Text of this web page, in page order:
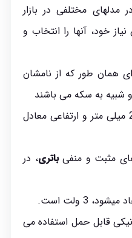
در مدل‎های مختلفی در بازار
خود، آن‏ها را انتخاب و
همان طور که از نامشان
و شبیه به سکه می باشند
که دارای قطری معادل 5 تا 25 میلی متر و ارتفاعی معادل
مثبت و منفیباتری، در
3 ولت است.
قابل حمل استفاده می